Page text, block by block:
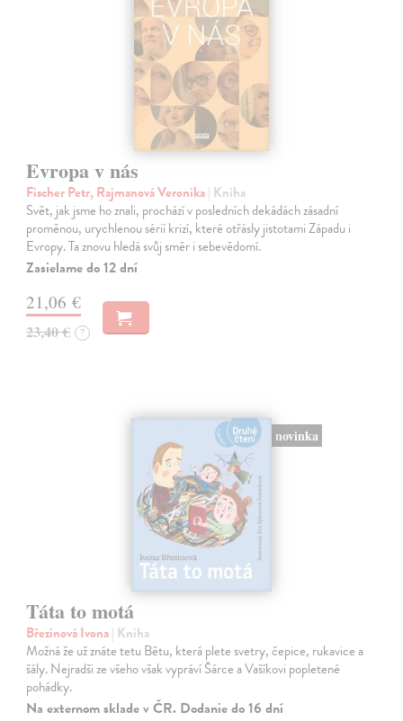
Evropa v nás
Fischer Petr, Rajmanová Veronika| Kniha
Svět, jak jsme ho znali, prochází v posledních dekádách zásadní
proměnou, urychlenou sérií krizí, které otřásly jistotami Západu i
Evropy. Ta znovu hledá svůj směr i sebevědomí.
Zasielame do 12 dní
21,06 €
23,40 € ?
novinka
Táta to motá
Březinová Ivona| Kniha
Možná že už znáte tetu Bětu, která plete svetry, čepice, rukavice a
šály. Nejradši ze všeho však vypráví Šárce a Vašíkovi popletené
pohádky.
Na externom sklade v ČR. Dodanie do 16 dní